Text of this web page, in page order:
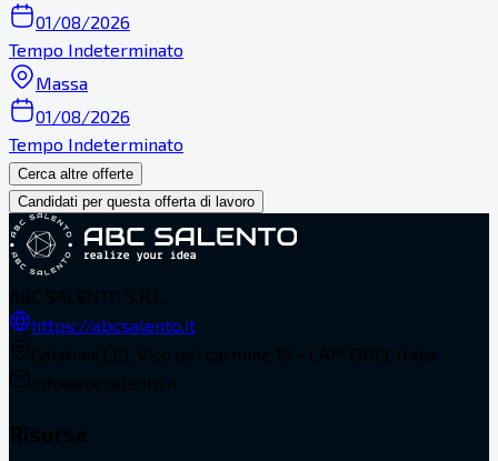
01/08/2026
Tempo Indeterminato
Massa
01/08/2026
Tempo Indeterminato
Cerca altre offerte
Candidati per questa offerta di lavoro
https://abcsalento.it